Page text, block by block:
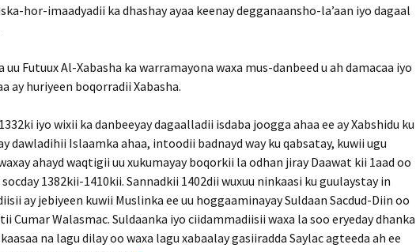
hor-imaadyadii ka dhashay ayaa keenay degganaansho-la’aan iyo dagaal
uu Futuux Al-Xabasha ka warramayona waxa mus-danbeed u ah damacaa iyo
ay huriyeen boqorradii Xabasha.
iyo wixii ka danbeeyay dagaalladii isdaba joogga ahaa ee ay Xabshidu ku
dawladihii Islaamka ahaa, intoodii badnayd way ku qabsatay, kuwii ugu
ahayd waqtigii uu xukumayay boqorkii la odhan jiray Daawat kii 1aad oo
1382kii-1410kii. Sannadkii 1402dii wuxuu ninkaasi ku guulaystay in
ay jebiyeen kuwii Muslinka ee uu hoggaaminayay Suldaan Sacdud-Diin oo
Cumar Walasmac. Suldaanka iyo ciidammadiisii waxa la soo eryeday dhanka
na lagu dilay oo waxa lagu xabaalay gasiiradda Saylac agteeda ah ee